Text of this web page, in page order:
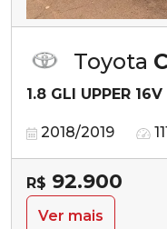
Toyota
1.8 GLI UPPER
2018/2019
R$ 92.900
Ver mais